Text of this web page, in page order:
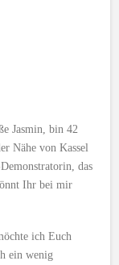
Jasmin, bin 42
Nähe von Kassel
das
Ihr bei mir
ich Euch
ein wenig